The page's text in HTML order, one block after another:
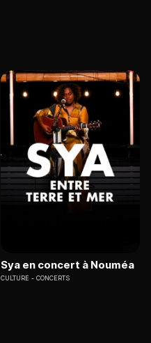
Sya en concert à Nouméa
CULTURE CONCERTS